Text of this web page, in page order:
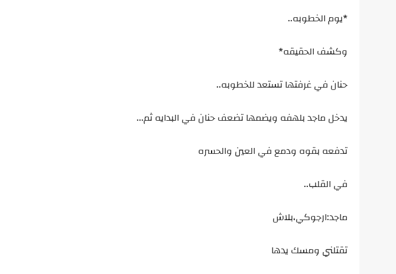
*يوم الخطوبه..
وكشف الحقيقه*
حنان في غرفتها تستعد للخطوبه..
يدخل ماجد بلهفه ويضمها تضعف حنان في البدايه ثم...
تدفعه بقوه ودمع في العين والحسره
في القلب..
ماجد:ارجوكي،بلاش
تقتلني ومسك يدها